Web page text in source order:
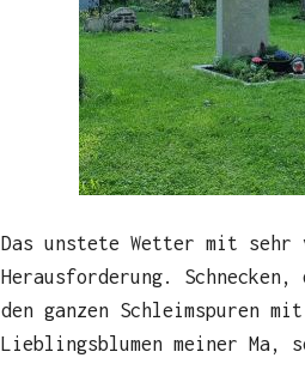
Das unstete Wetter mit sehr
Herausforderung.
den ganzen Schleimspuren
Lieblingsblumen meiner